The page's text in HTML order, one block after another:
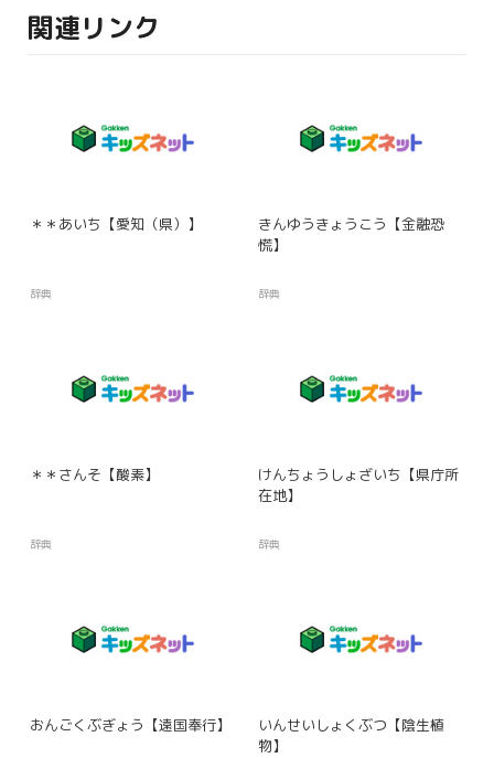
関連リンク
＊＊あいち【愛知（県）】
辞典
きんゆうきょうこう【金融恐
慌】
辞典
＊＊さんそ【酸素】
辞典
けんちょうしょざいち【県庁所
在地】
辞典
おんごくぶぎょう【遠国奉行】
いんせいしょくぶつ【陰生植
物】